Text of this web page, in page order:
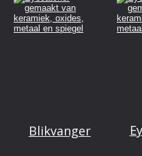
Blikvanger